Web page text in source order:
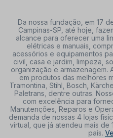
Da nossa fundação, em 17
Campinas-SP, até hoje,
alcance para oferecer uma
elétricas e manuais,
acessórios e equipamentos
civil, casa e jardim, limpeza,
organização e armazenagem.
em produtos das melhores
Tramontina, Stihl, Bosch,
Paletrans, dentre outras.
com excelência para
Manutenções, Reparos e
demanda de nossas 4 lojas
virtual, que já atendeu mais de
país.